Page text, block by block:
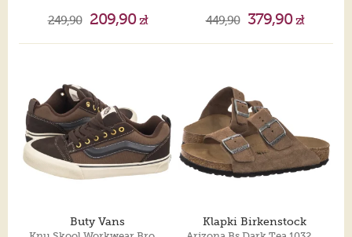
249,90 209,90zł 449,90 379,90zł
Buty Vans Klapki Birkenstock